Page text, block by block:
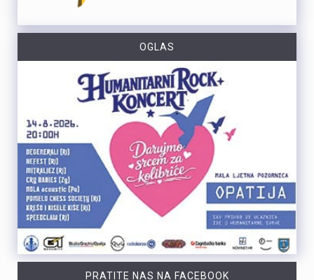
OGLAS
PRATITE NAS NA FACEBOOK